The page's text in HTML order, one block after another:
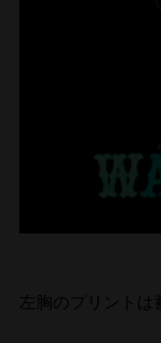
左胸のプリントは